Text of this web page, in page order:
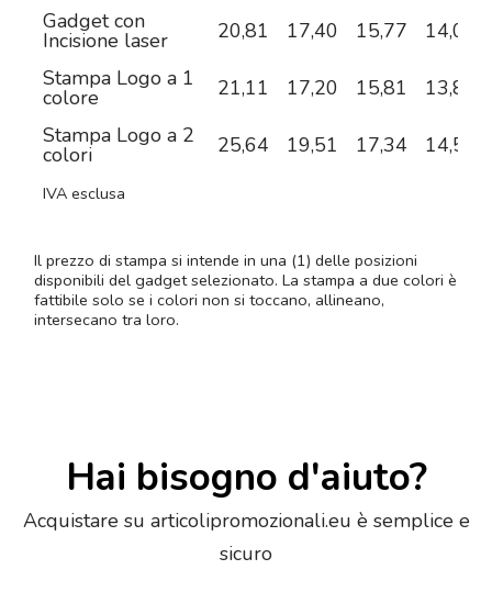
Gadget con
Incisione laser 20,81 17,40 15,77
14,01
Stampa Logo a 1
colore 21,11 17,20 15,81
13,80
Stampa Logo a 2
colori 25,64 19,51 17,34 14,55
IVA esclusa
Il prezzo di stampa si intende in una (1) delle posizioni
disponibili del gadget selezionato. La stampa a due colori è
fattibile solo se i colori non si toccano, allineano,
intersecano tra loro.
Hai bisogno d'aiuto?
Acquistare su articolipromozionali.eu è semplice e
sicuro